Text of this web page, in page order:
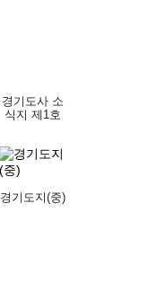
경기도사 소
식지 제1호
경기도지(중)